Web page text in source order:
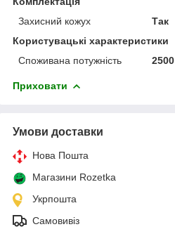
Захисний кожух
Так
Користувацькі характеристики
Споживана потужність
2500
Приховати
Умови доставки
Нова Пошта
Магазини Rozetka
Укрпошта
Самовивіз